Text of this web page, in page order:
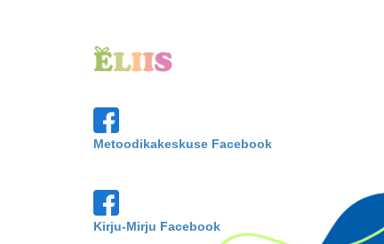
Metoodikakeskuse Facebook
Kirju-Mirju Facebook